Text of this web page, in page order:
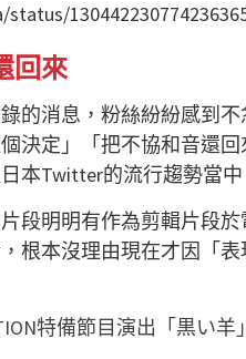
回來
的消息，粉絲紛紛感到
決定」「把不協和音還
本Twitter的流行趨勢當中
段明明有作為剪輯片段
根本沒理由現在才因「
特備節目演出「黒い